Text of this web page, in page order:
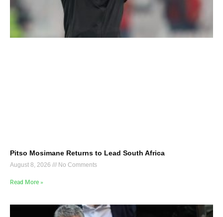
Pitso Mosimane Returns to Lead South Africa
August 8, 2026 No Comments
Read More »